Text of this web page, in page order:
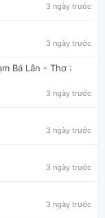
3 ngày trước
3 ngày trước
Bá Lân - Thơ :
3 ngày trước
3 ngày trước
3 ngày trước
3 ngày trước